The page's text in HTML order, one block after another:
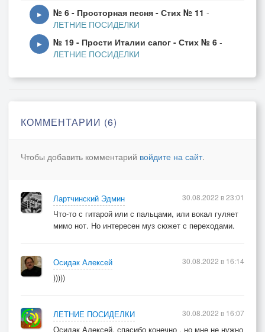
ЛА-ЛААА.ЛА-ЛААА.
ЛЮБОВЬ ОТ ТРАВИНКИ И ДО КОМАРА
ЛА-ЛААА.ЛА-ЛААА.
ЛЮБОВЬ ОТ ТРАВИНКИ И ДО КОМАРА
2.ВОТ СОН,А ВОТ ЕГО СУТЬ.
И СОН ОЗАРЯЕТ ТВОЙ ПУТЬ.
ВОКРУГ ТЕБЯ ШАР.
НЕ МОЛОД И НЕ СТАР.
ЧТО-ТО БУДЕТ НА ИСХОДЕ ДНЕЙ.
СИЛЬНЕЕ СОЛНЦЕ ЖЖЁТ.
ЧТО-ТО БУДЕТ СЛОВНО КАК ВО СНЕ.
▶ № 6 - Просторная песня - Стих № 11 -
ЛЕТНИЕ ПОСИДЕЛКИ
▶ № 19 - Прости Италии сапог - Стих № 6 -
ЛЕТНИЕ ПОСИДЕЛКИ
КОММЕНТАРИИ (6)
Чтобы добавить комментарий войдите на сайт.
Лартчинский Эдмин
Что-то с гитарой или с пальцами, или вокал гуляет
мимо нот. Но интересен муз сюжет с переходами.
30.08.2022 в 23:01
Осидак Алексей
)))))
30.08.2022 в 16:14
ЛЕТНИЕ ПОСИДЕЛКИ
Осидак Алексей, спасибо конечно , но мне не нужно
30.08.2022 в 16:07